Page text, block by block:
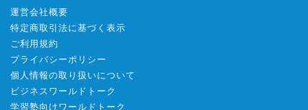
運営会社概要
特定商取引法に基づく表示
ご利用規約
プライバシーポリシー
個人情報の取り扱いについて
ビジネスワールドトーク
学習塾向けワールドトーク